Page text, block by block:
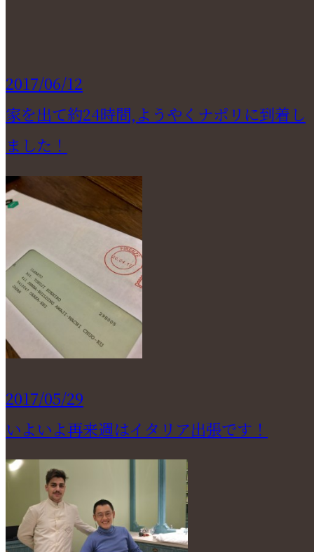
2017/06/12
家を出て約24時間,ようやくナポリに到着し
ました！
2017/05/29
いよいよ再来週はイタリア出張です！